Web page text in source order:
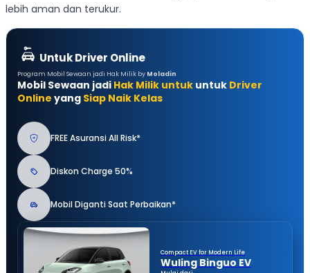
lebih aman dan terukur.
Untuk Driver Online
Program Mobil Sewaan jadi Hak Milik by Moladin
Mobil Sewaan jadi Hak Milik untuk untuk Driver
Online yang Siap Naik Kelas
FREE Asuransi All Risk*
Diskon Charge 50%
Mobil Diganti Saat Perbaikan*
Compact EV for Modern Life
Wuling Binguo EV